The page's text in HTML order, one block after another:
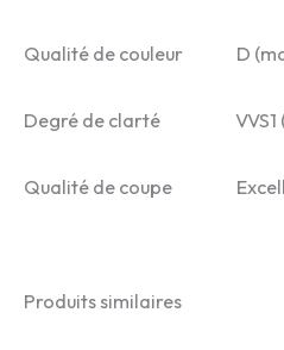
Qualité de couleur D
Degré de clarté VVS1
Qualité de coupe
Produits similaires